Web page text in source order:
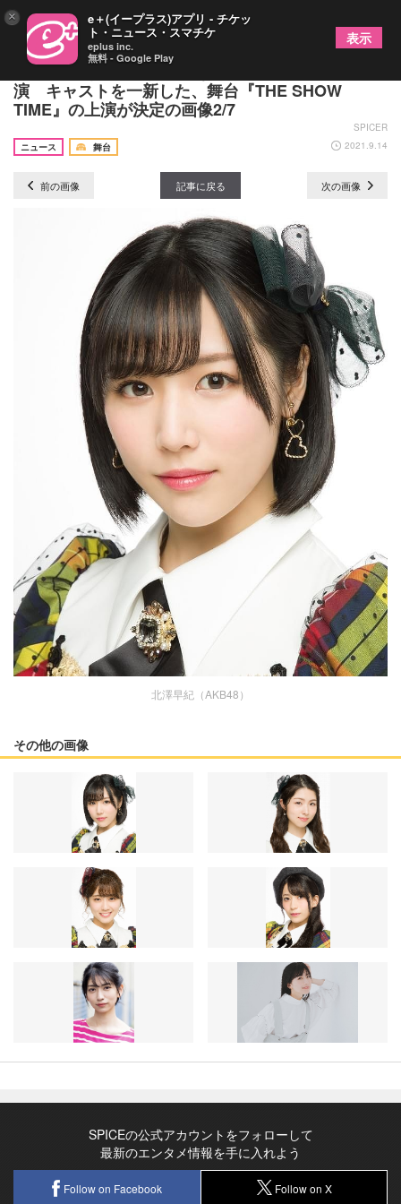
北澤早紀（AKB48）、沖なつ芽、島谷ひとみら出
演 キャストを⼀新した、舞台『THE SHOW
TIME』の上演が決定の画像2/7
SPICER
ニュース
舞台 2021.9.14
前の画像 記事に戻る 次の画像
北澤早紀（AKB48）
その他の画像
SPICEの公式アカウントをフォローして
最新のエンタメ情報を手に入れよう
Follow on Facebook Follow on X
× e＋(イープラス)アプリ - チケッ
ト・ニュース・スマチケ
eplus inc.
無料 - Google Play
表示